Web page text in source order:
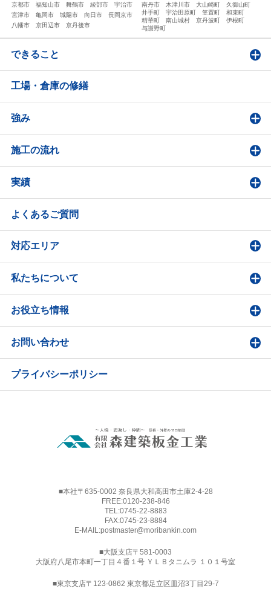
京都市 福知山市 舞鶴市 綾部市
宇治市
宮津市
亀岡市 城陽市 向日市
長岡京市
八幡市
京田辺市 京丹後市
南丹市 木津川市 大山崎町
久御山町
井手町
宇治田原町 笠置町
和束町
精華町
南山城村 京丹波町
伊根町
与謝野町
できること
工場・倉庫の修繕
強み
施工の流れ
実績
よくあるご質問
対応エリア
私たちについて
お役立ち情報
お問い合わせ
プライバシーポリシー
■本社〒635-0002 奈良県大和高田市土庫2-4-28
FREE:0120-238-846
TEL:0745-22-8883
FAX:0745-23-8884
E-MAIL:postmaster@moribankin.com
■大阪支店〒581-0003
大阪府八尾市本町一丁目４番１号 ＹＬＢタニムラ １０１号室
■東京支店〒123-0862 東京都足立区皿沼3丁目29-7